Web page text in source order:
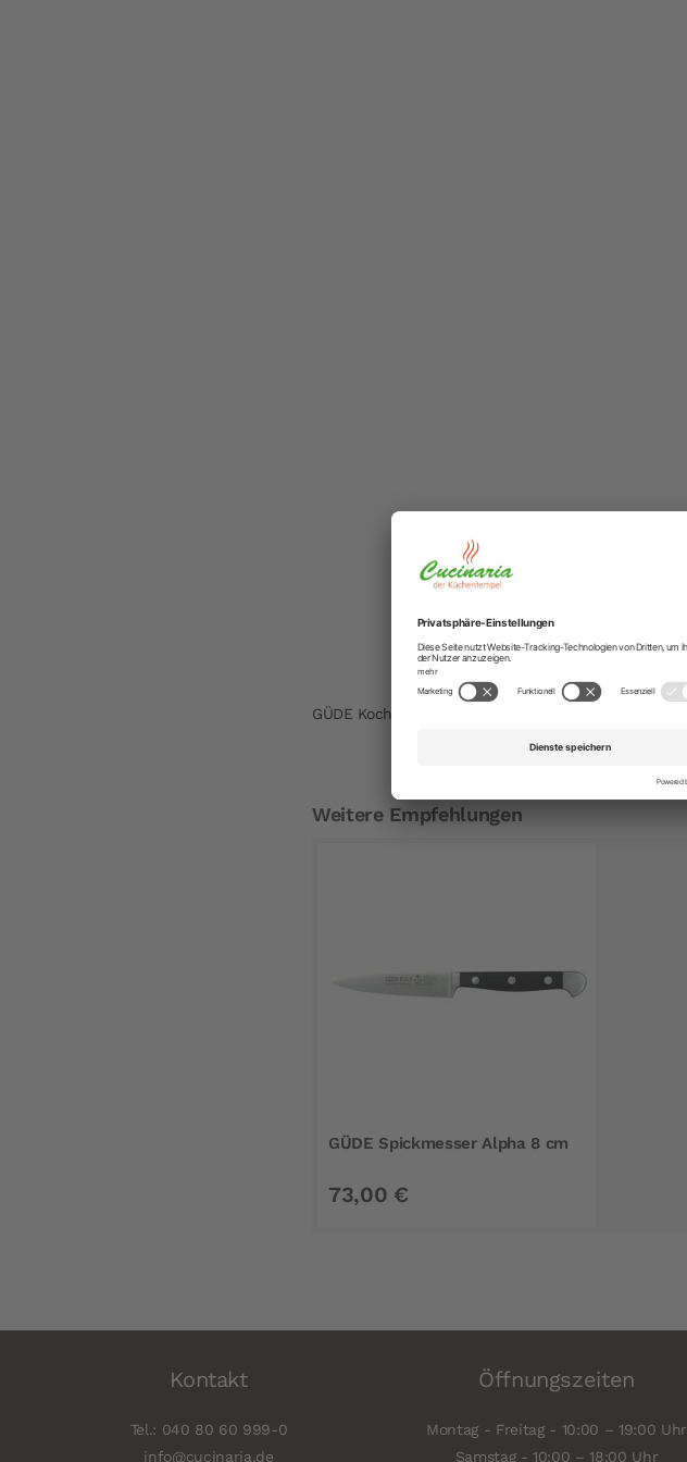
GÜDE Kochmesser Alpha Olive 26 cm
Weitere Empfehlungen
GÜDE Spickmesser Alpha 8 cm
73,00 €
Kontakt
Tel.: 040 80 60 999-0
info@cucinaria.de
Öffnungszeiten
Montag - Freitag - 10:00 – 19:00 Uhr
Samstag - 10:00 – 18:00 Uhr